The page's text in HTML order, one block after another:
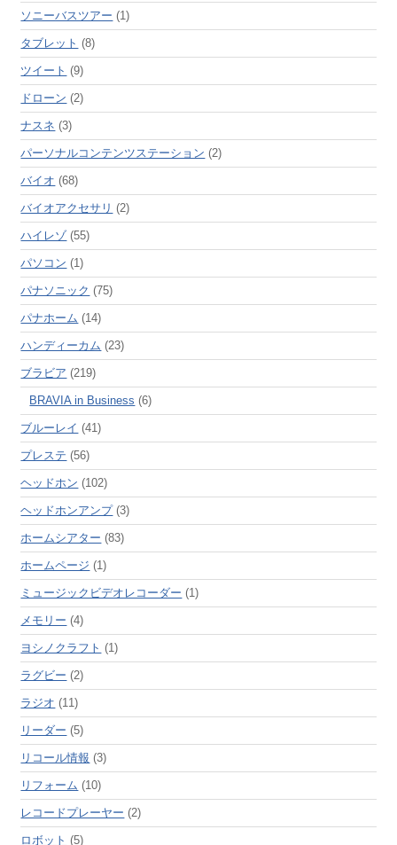
ソニーバスツアー (1)
タブレット (8)
ツイート (9)
ドローン (2)
ナスネ (3)
パーソナルコンテンツステーション (2)
バイオ (68)
バイオアクセサリ (2)
ハイレゾ(55)
パソコン (1)
パナソニック (75)
パナホーム (14)
ハンディーカム (23)
ブラビア (219)
BRAVIA in Business (6)
ブルーレイ (41)
プレステ (56)
ヘッドホン (102)
ヘッドホンアンプ(3)
ホームシアター (83)
ホームページ (1)
ミュージックビデオレコーダー (1)
メモリー (4)
ヨシノクラフト (1)
ラグビー (2)
ラジオ (11)
リーダー (5)
リコール情報 (3)
リフォーム (10)
レコードプレーヤー (2)
ロボット (5)